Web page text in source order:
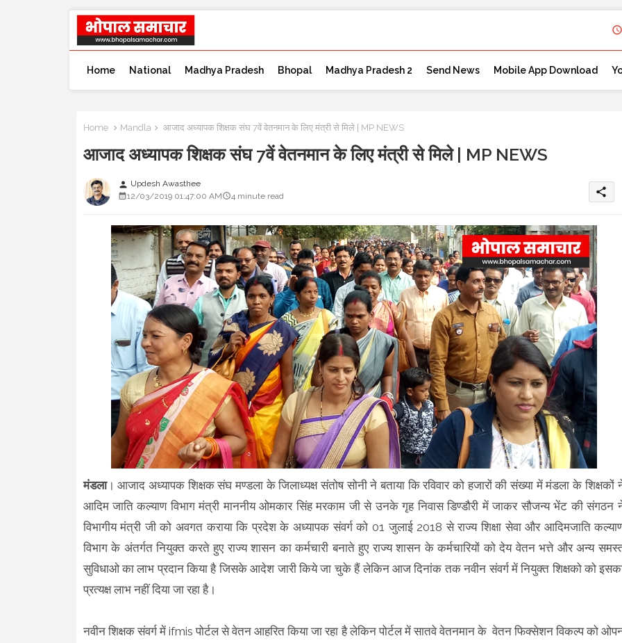
Home National Madhya Pradesh Bhopal Madhya Pradesh 2 Send News Mobile App Download
Home Mandla आजाद अध्यापक शिक्षक संघ 7वें वेतनमान के लिए मंत्री से मिले | MP NEWS
आजाद अध्यापक शिक्षक संघ 7वें वेतनमान के लिए मंत्री से मिले | MP NEWS
person Updesh Awasthee
12/03/2019 01:47:00 AM
4 minute read share
मंडला। आजाद अध्यापक शिक्षक संघ मण्डला के जिलाध्यक्ष संतोष सोनी ने बताया कि रविवार को हजारों की संख्या में मंडला के शिक्षकों
आदिम जाति कल्याण विभाग मंत्री माननीय ओमकार सिंह मरकाम जी से उनके गृह निवास डिण्डौरी में जाकर सौजन्य भेंट की संगठन
विभागीय मंत्री जी को अवगत कराया कि प्रदेश के अध्यापक संवर्ग को 01 जुलाई 2018 से राज्य शिक्षा सेवा और आदिमजाति
विभाग के अंतर्गत नियुक्त करते हुए राज्य शासन का कर्मचारी बनाते हुए राज्य शासन के कर्मचारियों को देय वेतन भत्ते और अन्य
सुविधाओ का लाभ प्रदान किया है जिसके आदेश जारी किये जा चुके हैं लेकिन आज दिनांक तक नवीन संवर्ग में नियुक्त शिक्षको को
प्रत्यक्ष लाभ नहीं दिया जा रहा है।
नवीन शिक्षक संवर्ग में ifmis पोर्टल से वेतन आहरित किया जा रहा है लेकिन पोर्टल में सातवे वेतनमान के वेतन फिक्सेशन विकल्प को